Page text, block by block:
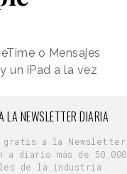
o Mensajes
un iPad a la vez
LA NEWSLETTER DIARIA
gratis a la Newsletter
a diario más de 50.000
de la industria.